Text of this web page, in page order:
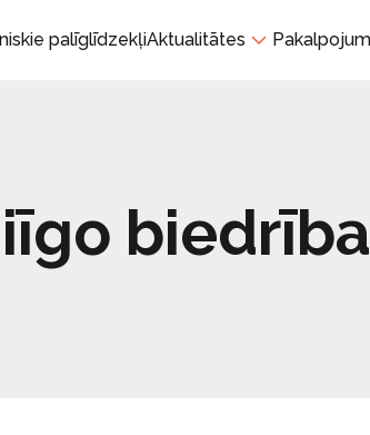
palīglīdzekļiAktualitātes